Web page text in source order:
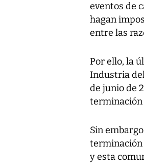
eventos de
hagan
entre las
Por ello, la
Industria
de junio de
terminación
Sin
terminación
y esta